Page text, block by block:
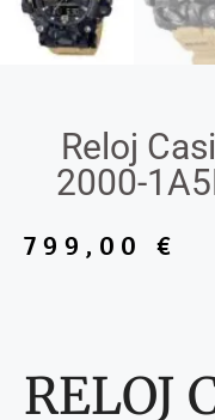
Reloj
2000-
799,00 €
RELOJ